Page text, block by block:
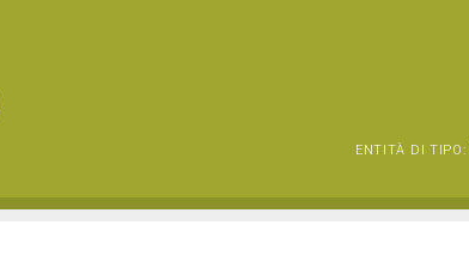
ENTITÀ DI TIPO: